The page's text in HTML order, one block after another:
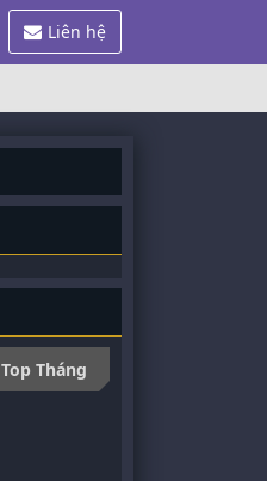
Liên hệ
Top Tháng